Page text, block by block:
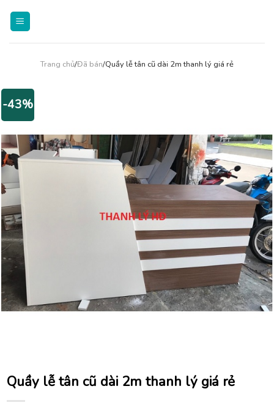
Trang chủ/Đã bán/Quầy lễ tân cũ dài 2m thanh lý giá rẻ
-43%
Quầy lễ tân cũ dài 2m thanh lý giá rẻ